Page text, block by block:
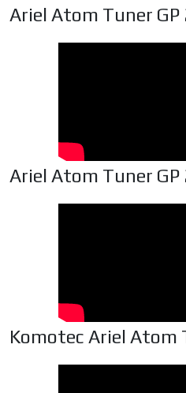
Ariel Atom Tuner
Ariel Atom Tuner GP
Komotec Ariel Atom